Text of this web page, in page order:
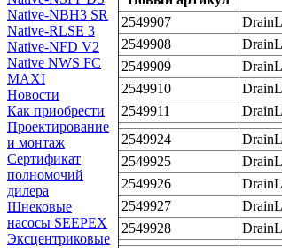
Native-NBH3 SR
Native-RLSE 3
Native-NFD V2
Native NWS FC
MAXI
Новости
Как приобрести
Проектирование
и монтаж
Сертификат
полномочий
дилера
Шнековые
насосы SEEPEX
Эксцентриковые
2549907
2549908
2549909
2549910
2549911
2549924
2549925
2549926
2549927
2549928